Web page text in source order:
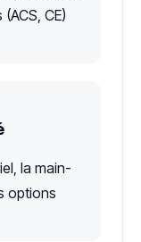
CE)
la main-
options